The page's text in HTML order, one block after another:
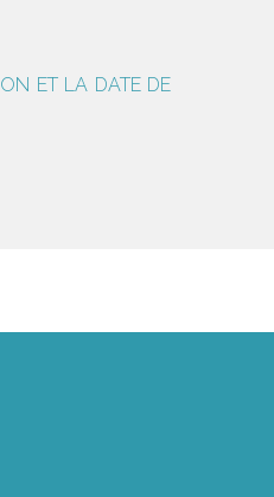
ET LA DATE DE